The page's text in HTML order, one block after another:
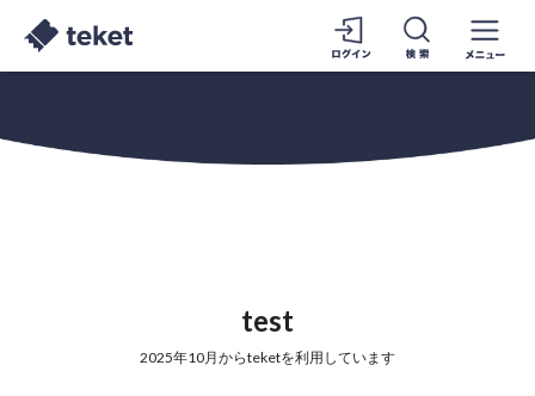
test
2025年10月からteketを利用しています